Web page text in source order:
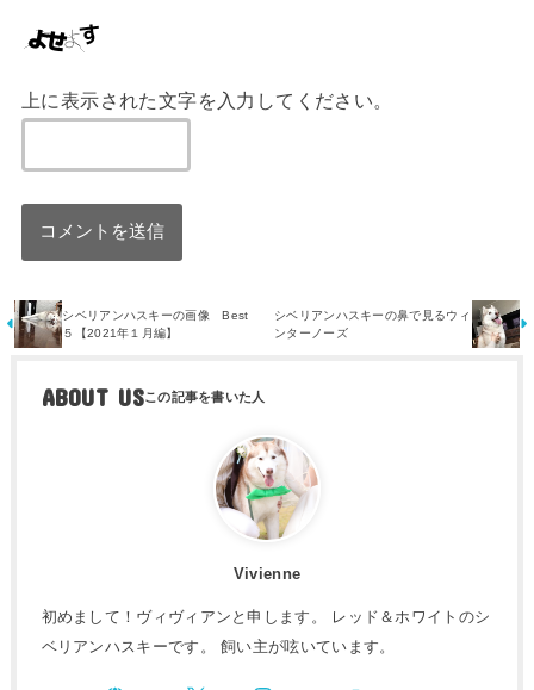
上に表示された文字を入力してください。
シベリアンハスキーの画像 Best
５【2021年１月編】
シベリアンハスキーの鼻で見るウィ
ンターノーズ
ABOUT US
Vivienne
初めまして！ヴィヴィアンと申します。 レッド＆ホワイトのシ
ベリアンハスキーです。 飼い主が呟いています。